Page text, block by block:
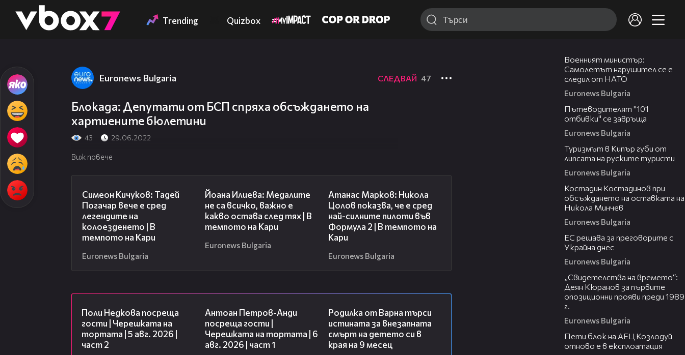
👾 Trending Quizbox
Euronews Bulgaria СЛЕДВАЙ 47
Блокада: Депутати от БСП спряха обсъждането на
хартиените бюлетини
43 29.06.2022
Виж повече
Симеон Кичуков: Тадей
Погачар вече е сред
легендите на
колоезденето | В
темпото на Кари
Euronews Bulgaria
Йоана Илиева: Медалите
не са всичко, важно е
какво остава след тях | В
темпото на Кари
Euronews Bulgaria
Атанас Марков: Никола
Цолов показва, че е сред
най-силните пилоти във
Формула 2 | В темпото на
Кари
Euronews Bulgaria
Поли Недкова посреща
гости | Черешката на
тортата | 5 авг. 2026 |
част 2
Антоан Петров-Анди
посреща гости |
Черешката на тортата | 6
авг. 2026 | част 1
Родилка от Варна търси
истината за внезапната
смърт на детето си в
края на 9 месец
Военният министър:
Самолетът нарушител се е
следил от НАТО
Euronews Bulgaria
Пътеводителят "101
отбивки" се завръща
Euronews Bulgaria
Туризмът в Кипър губи от
липсата на руските туристи
Euronews Bulgaria
Костадин Костадинов при
обсъждането на оставката на
Никола Минчев
Euronews Bulgaria
ЕС решава за преговорите с
Украйна днес
Euronews Bulgaria
„Свидетелства на времето“:
Деян Кюранов за първите
опозиционни прояви преди 1989
г.
Euronews Bulgaria
Пети блок на АЕЦ Козлодуй
отново е в експлоатация